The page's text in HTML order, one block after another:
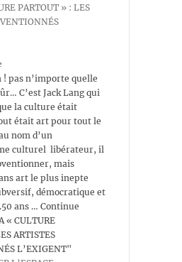
PARTOUT » : LES
pas n’importe quelle
C’est Jack Lang qui
la culture était
était art pour tout le
nom d’un
culturel libérateur, il
mais
art le plus inepte
démocratique et
ans … Continue
« CULTURE
ARTISTES
L’EXIGENT"